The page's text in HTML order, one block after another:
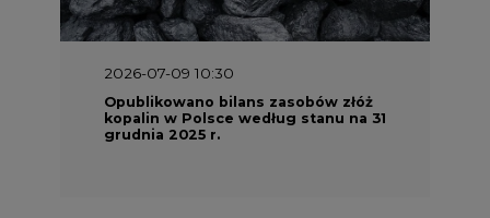
2026-07-09 10:30
Opublikowano bilans zasobów złóż
kopalin w Polsce według stanu na 31
grudnia 2025 r.